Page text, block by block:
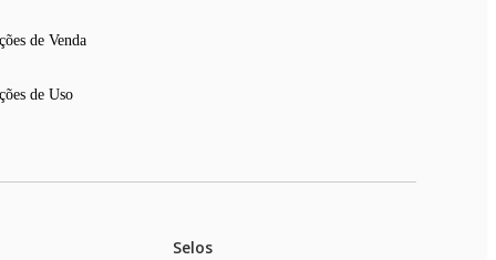
de Venda
de Uso
Selos